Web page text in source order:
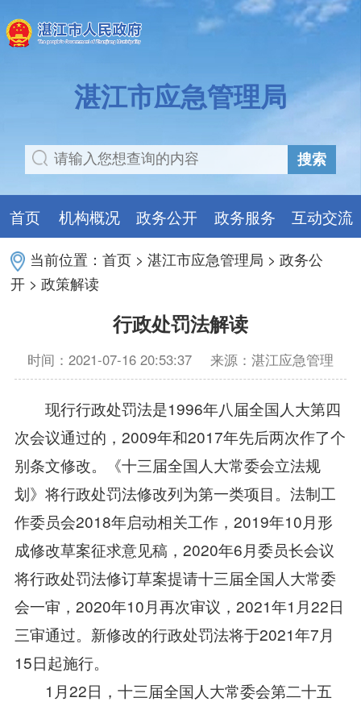
湛江市应急管理局
搜索
首页 机构概况 政务公开 政务服务 互动交流
当前位置：首页 >湛江市应急管理局 >政务公
开 >政策解读
行政处罚法解读
时间：2021-07-16 20:53:37 来源：湛江应急管理
现行行政处罚法是1996年八届全国人大第四
次会议通过的，2009年和2017年先后两次作了个
别条文修改。《十三届全国人大常委会立法规
划》将行政处罚法修改列为第一类项目。法制工
作委员会2018年启动相关工作，2019年10月形
成修改草案征求意见稿，2020年6月委员长会议
将行政处罚法修订草案提请十三届全国人大常委
会一审，2020年10月再次审议，2021年1月22日
三审通过。新修改的行政处罚法将于2021年7月
15日起施行。
1月22日，十三届全国人大常委会第二十五